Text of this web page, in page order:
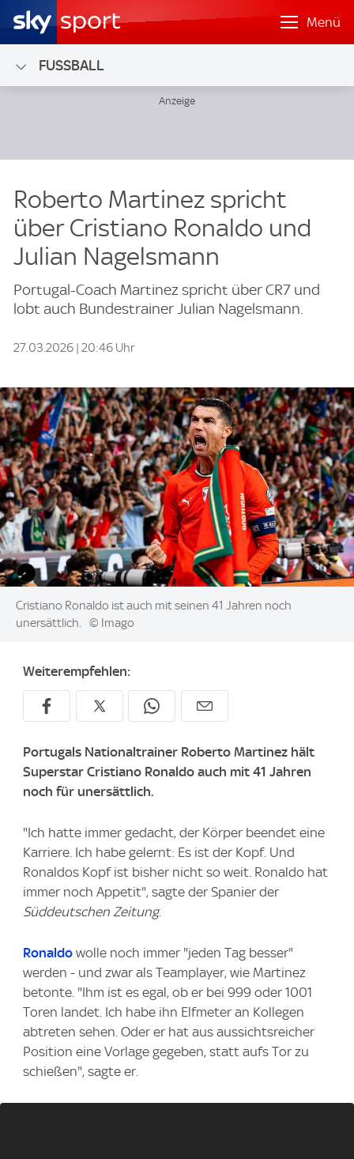
Menü
FUSSBALL
Roberto Martinez spricht
über Cristiano Ronaldo und
Julian Nagelsmann
Portugal-Coach Martinez spricht über CR7 und
lobt auch Bundestrainer Julian Nagelsmann.
27.03.2026 | 20:46 Uhr
Image:
Cristiano Ronaldo ist auch mit seinen 41 Jahren noch
unersättlich.
© Imago
Weiterempfehlen:
Portugals Nationaltrainer Roberto Martinez hält
Superstar Cristiano Ronaldo auch mit 41 Jahren
noch für unersättlich.
"Ich hatte immer gedacht, der Körper beendet eine
Karriere. Ich habe gelernt: Es ist der Kopf. Und
Ronaldos Kopf ist bisher nicht so weit. Ronaldo hat
immer noch Appetit", sagte der Spanier der
Süddeutschen Zeitung.
Ronaldo wolle noch immer "jeden Tag besser"
werden - und zwar als Teamplayer, wie Martinez
betonte. "Ihm ist es egal, ob er bei 999 oder 1001
Toren landet. Ich habe ihn Elfmeter an Kollegen
abtreten sehen. Oder er hat aus aussichtsreicher
Position eine Vorlage gegeben, statt aufs Tor zu
schießen", sagte er.